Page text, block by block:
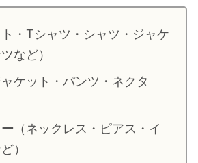
衣裳
ト・Tシャツ・シャツ・ジャケ
など）
ャケット・パンツ・ネクタ
（ネックレス・ピアス・イ
）